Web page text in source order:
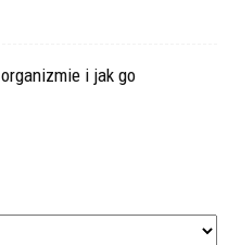
i jak go